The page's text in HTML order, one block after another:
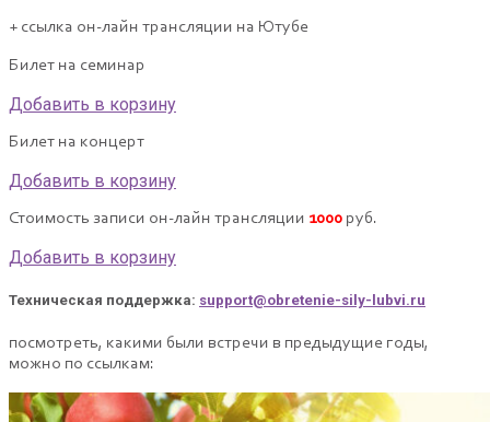
+ ссылка он-лайн трансляции на Ютубе
Билет на семинар
Добавить в корзину
Билет на концерт
Добавить в корзину
Стоимость записи он-лайн трансляции 1000 руб.
Добавить в корзину
Техническая поддержка: support@obretenie-sily-lubvi.ru
посмотреть, какими были встречи в предыдущие годы,
можно по ссылкам: